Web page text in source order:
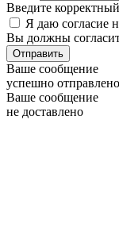
Введите
Я даю согласие
Вы должны
Отправить
Ваше сообщение
успешно отправлено
Ваше сообщение
не доставлено